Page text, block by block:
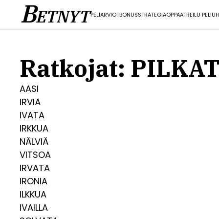
BETNYTPELIARVIOTBONUSSTRATEGIAOPPAATREILU PELI
Ratkojat:
AASI
IRVIÄ
IVATA
IRKKUA
NÄLVIÄ
VITSOA
IRVATA
IRONIA
ILKKUA
IVAILLA